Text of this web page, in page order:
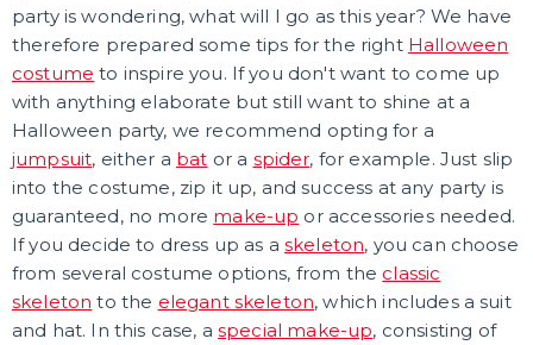
ROZLUČKA SE SVOBODOU
Šerpy na rozlučku
Korunky a čelenky
Balónky na rozlučku
Party nádobí
Brýle na rozlučku
Dárkové tašky
Fotokoutek
Girlandy na rozlučku
Konfety na rozlučku
Podvazky a placky s nápisem
Dekorace na rozlučku
Doplňky pro budoucí nevěstu
Doplňky pro družičky
Doplňky pro budoucího ženicha
Doplňky pro mládence
Hry na rozlučku se svobodou
DALŠÍ KATEGORIE
SPOLEČENSKÉ, STOLNÍ HRY
Karetní hry
Společenské hry na párty
Strategické deskové hry
Logické hry - pro děti i dospělé
Vědomostní hry - pro dva a více hráčů
Společenské deskové hry pro dva hráče
Erotické deskové hry pro dospělé
Hry a hlavolamy
Retro stolní hry
Deskové a karetní hry pro děti
Rychlé a zběsilé hry na postřeh!
Sportovní deskové hry
DALŠÍ KATEGORIE
party is wondering, what will I go as this year? We have
therefore prepared some tips for the right Halloween
costume to inspire you. If you don't want to come up
with anything elaborate but still want to shine at a
Halloween party, we recommend opting for a
jumpsuit, either a bat or a spider, for example. Just slip
into the costume, zip it up, and success at any party is
guaranteed, no more make-up or accessories needed.
If you decide to dress up as a skeleton, you can choose
from several costume options, from the classic
skeleton to the elegant skeleton, which includes a suit
and hat. In this case, aspecial make-up, consisting of